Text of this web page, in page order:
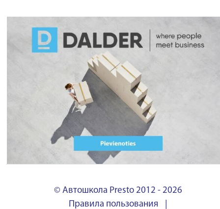
© Автошкола Presto 2012 - 2026
Правила пользования